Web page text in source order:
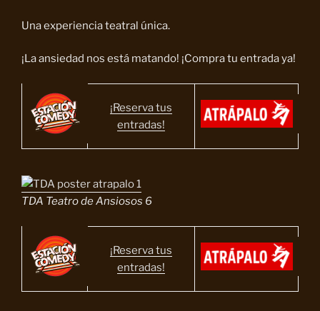
Una experiencia teatral única.
¡La ansiedad nos está matando! ¡Compra tu entrada ya!
¡Reserva tus
entradas!
TDA Teatro de Ansiosos 6
¡Reserva tus
entradas!